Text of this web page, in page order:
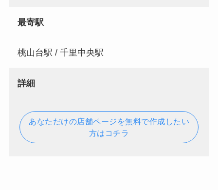
最寄駅
桃山台駅 / 千里中央駅
詳細
あなただけの店舗ページを無料で作成したい
方はコチラ